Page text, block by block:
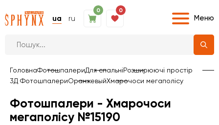
ua ru
0 0
Меню
ГоловнаФотошпалериДля спальніРозширюючі простір
3Д ФотошпалериОранжевыйХмарочоси мегаполісу
Фотошпалери - Хмарочоси
мегаполісу №15190